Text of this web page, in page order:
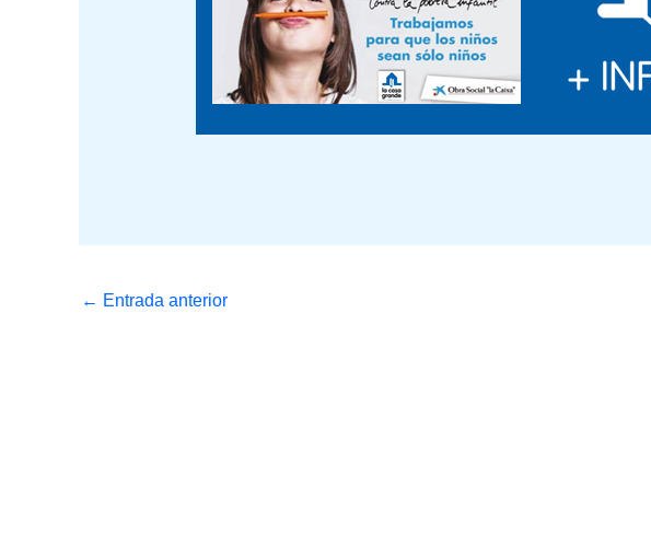
← Entrada anterior